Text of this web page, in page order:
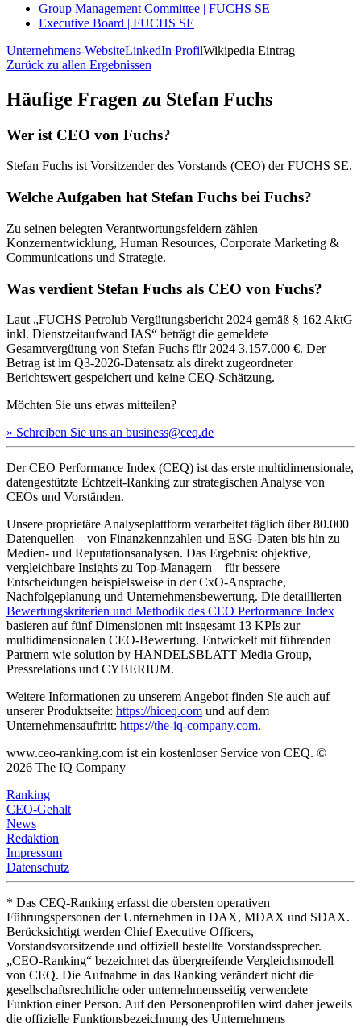
Group Management Committee | FUCHS SE
Executive Board | FUCHS SE
Unternehmens-WebsiteLinkedIn ProfilWikipedia Eintrag
Zurück zu allen Ergebnissen
Häufige Fragen zu Stefan Fuchs
Wer ist CEO von Fuchs?
Stefan Fuchs ist Vorsitzender des Vorstands (CEO) der FUCHS SE.
Welche Aufgaben hat Stefan Fuchs bei Fuchs?
Zu seinen belegten Verantwortungsfeldern zählen
Konzernentwicklung, Human Resources, Corporate Marketing &
Communications und Strategie.
Was verdient Stefan Fuchs als CEO von Fuchs?
Laut „FUCHS Petrolub Vergütungsbericht 2024 gemäß § 162 AktG
inkl. Dienstzeitaufwand IAS“ beträgt die gemeldete
Gesamtvergütung von Stefan Fuchs für 2024 3.157.000 €. Der
Betrag ist im Q3-2026-Datensatz als direkt zugeordneter
Berichtswert gespeichert und keine CEQ-Schätzung.
Möchten Sie uns etwas mitteilen?
» Schreiben Sie uns an business@ceq.de
Der CEO Performance Index (CEQ) ist das erste multidimensionale,
datengestützte Echtzeit-Ranking zur strategischen Analyse von
CEOs und Vorständen.
Unsere proprietäre Analyseplattform verarbeitet täglich über 80.000
Datenquellen – von Finanzkennzahlen und ESG-Daten bis hin zu
Medien- und Reputationsanalysen. Das Ergebnis: objektive,
vergleichbare Insights zu Top-Managern – für bessere
Entscheidungen beispielsweise in der CxO-Ansprache,
Nachfolgeplanung und Unternehmensbewertung. Die detaillierten
Bewertungskriterien und Methodik des CEO Performance Index
basieren auf fünf Dimensionen mit insgesamt 13 KPIs zur
multidimensionalen CEO-Bewertung. Entwickelt mit führenden
Partnern wie solution by HANDELSBLATT Media Group,
Pressrelations und CYBERIUM.
Weitere Informationen zu unserem Angebot finden Sie auch auf
unserer Produktseite: https://hiceq.com und auf dem
Unternehmensauftritt: https://the-iq-company.com.
www.ceo-ranking.com ist ein kostenloser Service von CEQ. ©
2026 The IQ Company
Ranking
CEO-Gehalt
News
Redaktion
Impressum
Datenschutz
* Das CEQ-Ranking erfasst die obersten operativen
Führungspersonen der Unternehmen in DAX, MDAX und SDAX.
Berücksichtigt werden Chief Executive Officers,
Vorstandsvorsitzende und offiziell bestellte Vorstandssprecher.
„CEO-Ranking“ bezeichnet das übergreifende Vergleichsmodell
von CEQ. Die Aufnahme in das Ranking verändert nicht die
gesellschaftsrechtliche oder unternehmensseitig verwendete
Funktion einer Person. Auf den Personenprofilen wird daher jeweils
die offizielle Funktionsbezeichnung des Unternehmens